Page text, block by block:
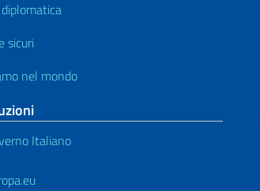
sicuri
nel mondo
Italiano